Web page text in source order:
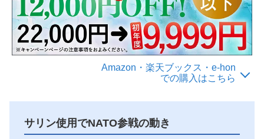
Amazon・楽天ブックス・e-hon
での購入はこちら
サリン使用でNATO参戦の動き